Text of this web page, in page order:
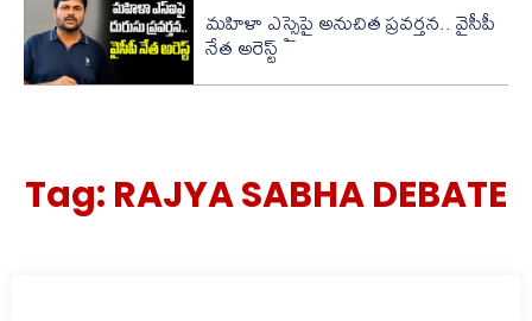
మహిళా ఎస్సైపై అనుచిత ప్రవర్తన.. వైసీపీ
నేత అరెస్ట్
Tag: RAJYA SABHA DEBATE